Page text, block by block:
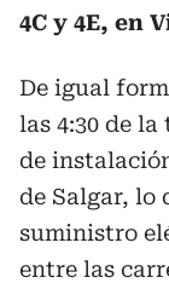
4C y 4E, en
De igual
las 4:30 de
de
de Salgar, lo
suministro
entre las